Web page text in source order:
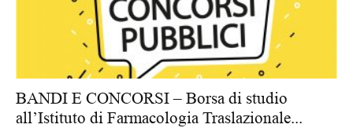
BANDI E CONCORSI – Borsa di studio
all’Istituto di Farmacologia Traslazionale...